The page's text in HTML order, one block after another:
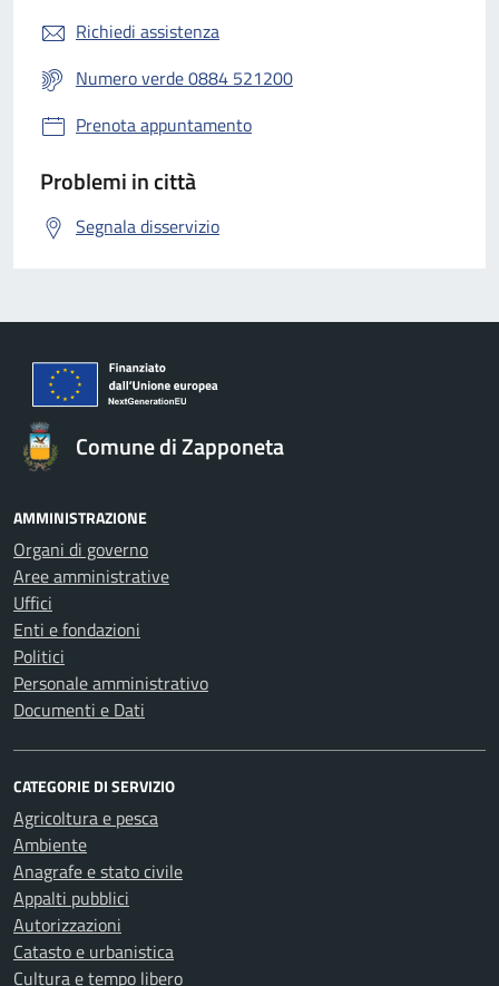
Richiedi assistenza
Numero verde 0884 521200
Prenota appuntamento
Problemi in città
Segnala disservizio
Comune di Zapponeta
AMMINISTRAZIONE
Organi di governo
Aree amministrative
Uffici
Enti e fondazioni
Politici
Personale amministrativo
Documenti e Dati
CATEGORIE DI SERVIZIO
Agricoltura e pesca
Ambiente
Anagrafe e stato civile
Appalti pubblici
Autorizzazioni
Catasto e urbanistica
Cultura e tempo libero